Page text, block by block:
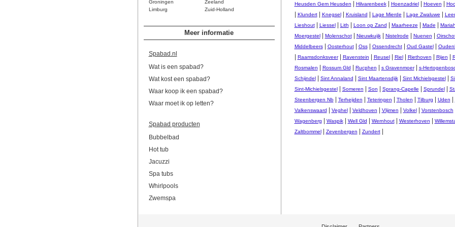
Groningen
Zeeland
Limburg
Zuid-Holland
Meer informatie
Spabad.nl
Wat is een spabad?
Wat kost een spabad?
Waar koop ik een spabad?
Waar moet ik op letten?
Spabad producten
Bubbelbad
Hot tub
Jacuzzi
Spa tubs
Whirlpools
Zwemspa
Heusden Gem Heusden Hilvarenbeek| Hoenzadriel| Hoeven
Klundert| Knegsel| Kruisland Lage Mierde Lage Zwaluwe
Lieshout| Liessel| Lith Loon op Zand Maarheeze Made
Moergestel| Molenschot| Nieuwkuijk| Nistelrode Nuenen
Middelbeers| Oosterhout| Oss| Ossendrecht| Oud Gastel|
Raamsdonksveer| Ravenstein Reusel| Riel| Riethoven Rijen
Rosmalen
Rossum Gld Rucphen s Gravenmoer|
s-
Schijndel| Sint Annaland Sint Maartensdijk| Sint Michielsgestel|
Sint-Michielsgestel| Someren Son Sprang-Capelle Sprundel|
Steenbergen Nb| Terheijden Teteringen Tholen Tilburg Uden
Valkenswaard
Veghel| Veldhoven Vlijmen Volkel| Vorstenbosch
Wagenberg Waspik| Well Gld Wernhout| Westerhoven
Zaltbommel| Zevenbergen Zundert|